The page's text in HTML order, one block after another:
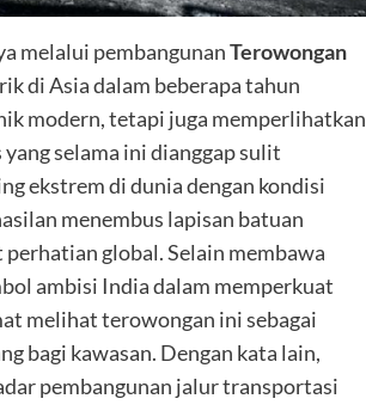
melalui pembangunanTerowongan
di Asia dalam beberapa tahun
modern, tetapi juga memperlihatkan
selama ini dianggap sulit
ekstrem di dunia dengan kondisi
menembus lapisan batuan
global. Selain membawa
ambisi India dalam memperkuat
melihat terowongan ini sebagai
bagi kawasan. Dengan kata lain,
pembangunan jalur transportasi